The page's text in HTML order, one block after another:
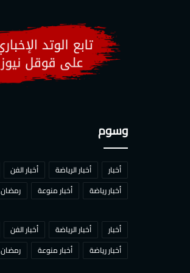
وسوم
أخبار أخبار الرياضة أخبار الفن
أخبار رياضة
أخبار منوعة رمضان 1445
أخبار أخبار الرياضة أخبار الفن
أخبار رياضة
أخبار منوعة رمضان 1445